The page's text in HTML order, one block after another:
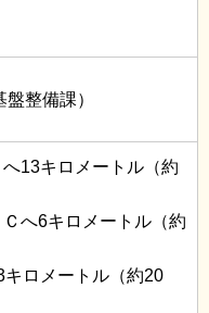
整備課）
13キロメートル（約
へ6キロメートル（約
ロメートル（約20